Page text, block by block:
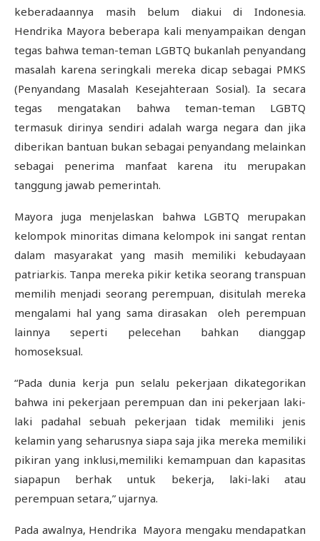
keberadaannya masih belum diakui di Indonesia.
Hendrika Mayora beberapa kali menyampaikan dengan
tegas bahwa teman-teman LGBTQ bukanlah penyandang
masalah karena seringkali mereka dicap sebagai PMKS
(Penyandang Masalah Kesejahteraan Sosial). Ia secara
tegas mengatakan bahwa teman-teman LGBTQ
termasuk dirinya sendiri adalah warga negara dan jika
diberikan bantuan bukan sebagai penyandang melainkan
sebagai penerima manfaat karena itu merupakan
tanggung jawab pemerintah.
Mayora juga menjelaskan bahwa LGBTQ merupakan
kelompok minoritas dimana kelompok ini sangat rentan
dalam masyarakat yang masih memiliki kebudayaan
patriarkis. Tanpa mereka pikir ketika seorang transpuan
memilih menjadi seorang perempuan, disitulah mereka
mengalami hal yang sama dirasakan oleh perempuan
lainnya seperti pelecehan bahkan dianggap
homoseksual.
“Pada dunia kerja pun selalu pekerjaan dikategorikan
bahwa ini pekerjaan perempuan dan ini pekerjaan laki-
laki padahal sebuah pekerjaan tidak memiliki jenis
kelamin yang seharusnya siapa saja jika mereka memiliki
pikiran yang inklusi,memiliki kemampuan dan kapasitas
siapapun berhak untuk bekerja, laki-laki atau
perempuan setara,” ujarnya.
Pada awalnya, Hendrika Mayora mengaku mendapatkan